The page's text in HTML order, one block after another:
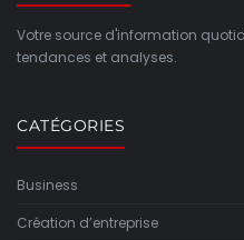
Votre source d'information
tendances et analyses.
CATÉGORIES
Business
Création d’entreprise